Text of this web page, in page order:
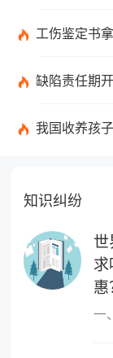
工伤鉴定书拿到下步该怎
缺陷责任期开始起算日期是
我国收养孩子入户条件
知识纠纷
世
求
惠